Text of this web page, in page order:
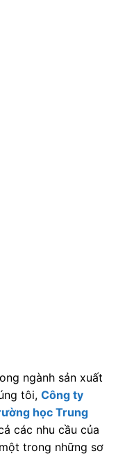
ngành sản xuất
tôi, Công ty
học Trung
các nhu cầu của
trong những sơ